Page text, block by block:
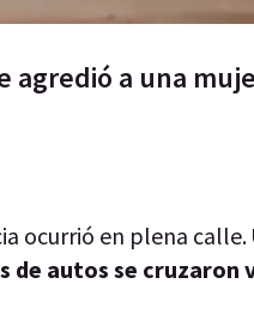
a una
ocurrió en plena calle.
de autos se